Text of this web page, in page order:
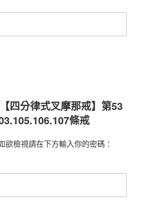
四分律式叉摩那戒】第53
條戒
欲檢視請在下方輸入你的密碼：